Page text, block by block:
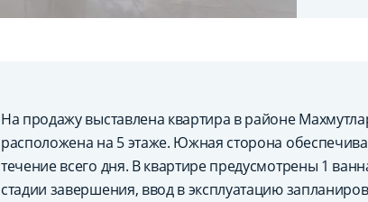
На продажу выставлена квартира в районе
расположена на 5 этаже. Южная сторона
течение всего дня. В квартире предусмотрены 1
стадии завершения, ввод в эксплуатацию